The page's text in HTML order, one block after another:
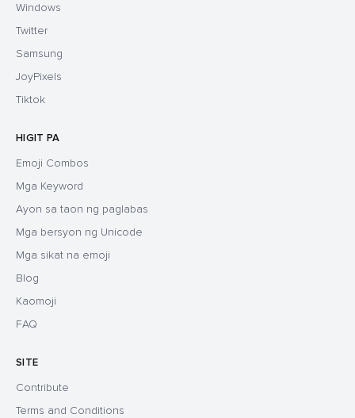
Windows
Twitter
Samsung
JoyPixels
Tiktok
HIGIT PA
Emoji Combos
Mga Keyword
Ayon sa taon ng paglabas
Mga bersyon ng Unicode
Mga sikat na emoji
Blog
Kaomoji
FAQ
SITE
Contribute
Terms and Conditions